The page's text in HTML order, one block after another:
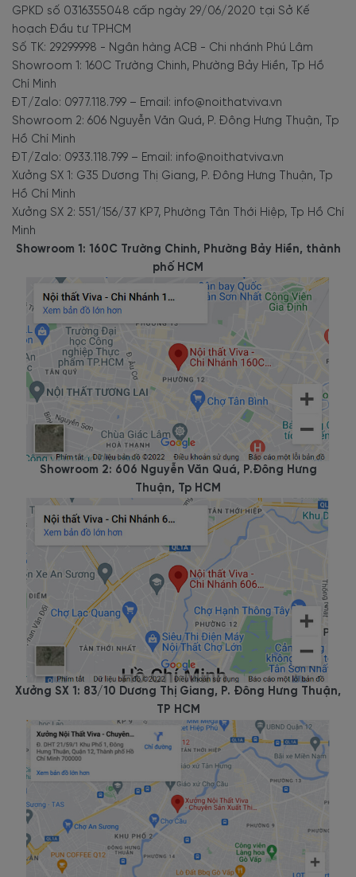
GPKD số 0316355048 cấp ngày 29/06/2020 tại Sở Kế
hoạch Đầu tư TPHCM
Số TK: 29299998 - Ngân hàng ACB - Chi nhánh Phú Lâm
Showroom 1: 160C Trường Chinh, Phường Bảy Hiền, Tp Hồ
Chí Minh
ĐT/Zalo: 0977.118.799 – Email: info@noithatviva.vn
Showroom 2: 606 Nguyễn Văn Quá, P. Đông Hưng Thuận, Tp
Hồ Chí Minh
ĐT/Zalo: 0933.118.799 – Email: info@noithatviva.vn
Xưởng SX 1: G35 Dương Thị Giang, P. Đông Hưng Thuận, Tp
Hồ Chí Minh
Xưởng SX 2: 551/156/37 KP7, Phường Tân Thới Hiệp, Tp Hồ Chí
Minh
Showroom 1: 160C Trường Chinh, Phường Bảy Hiền, thành
phố HCM
Showroom 2: 606 Nguyễn Văn Quá, P.Đông Hưng
Thuận, Tp HCM
Xưởng SX 1: 83/10 Dương Thị Giang, P. Đông Hưng Thuận,
TP HCM